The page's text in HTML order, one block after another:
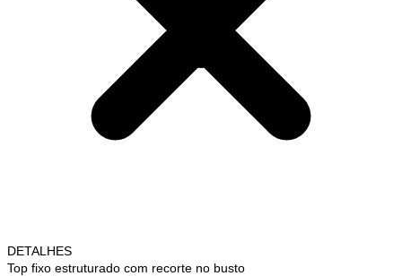
DETALHES
Top fixo estruturado com recorte no busto